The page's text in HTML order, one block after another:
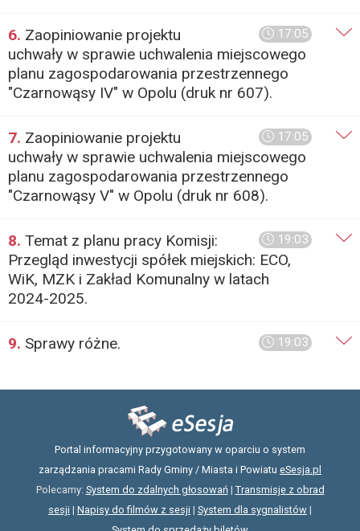
17:05
6. Zaopiniowanie projektu
uchwały w sprawie uchwalenia miejscowego
planu zagospodarowania przestrzennego
"Czarnowąsy IV" w Opolu (druk nr 607).
17:05
7. Zaopiniowanie projektu
uchwały w sprawie uchwalenia miejscowego
planu zagospodarowania przestrzennego
"Czarnowąsy V" w Opolu (druk nr 608).
19:03
8. Temat z planu pracy Komisji:
Przegląd inwestycji spółek miejskich: ECO,
WiK, MZK i Zakład Komunalny w latach
2024-2025.
19:03
9. Sprawy różne.
Portal informacyjny przygotowany w oparciu o system
zarządzania pracami Rady Gminy / Miasta i Powiatu eSesja.pl
Polecamy: System do zdalnych głosowań| Transmisje z obrad
sesji | Napisy do filmów z sesji | System dla sygnalistów |